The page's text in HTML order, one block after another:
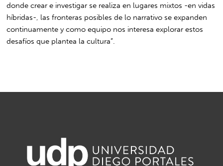
donde crear e investigar se realiza en lugares mixtos -en vidas
híbridas-, las fronteras posibles de lo narrativo se expanden
continuamente y como equipo nos interesa explorar estos
desafíos que plantea la cultura”.